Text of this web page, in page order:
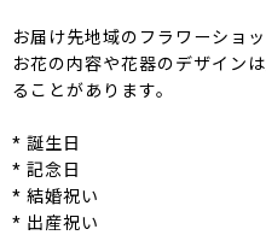
お届け先地域のフラワーショ
お花の内容や花器のデザイン
ることがあります。
* 誕生日
* 記念日
* 結婚祝い
* 出産祝い